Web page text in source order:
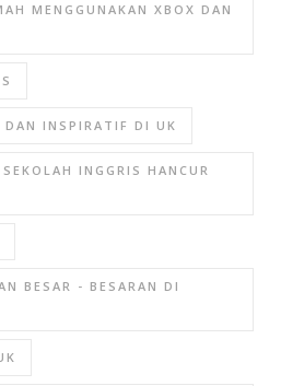
MENGGUNAKAN XBOX DAN
INSPIRATIF DI UK
INGGRIS HANCUR
BESAR - BESARAN DI